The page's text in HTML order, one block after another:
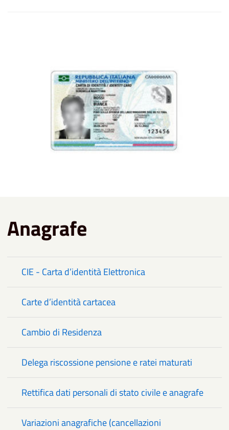
Anagrafe
CIE - Carta d’identità Elettronica
Carte d’identità cartacea
Cambio di Residenza
Delega riscossione pensione e ratei maturati
Rettifica dati personali di stato civile e anagrafe
Variazioni anagrafiche (cancellazioni